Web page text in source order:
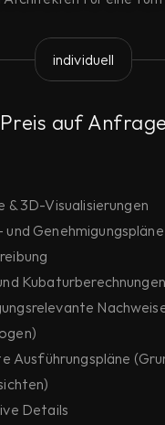
Preis auf Anfrage
& 3D-Visualisierungen
Genehmigungspläne
Kubaturberechnungen
Ausführungspläne
Details
individuell